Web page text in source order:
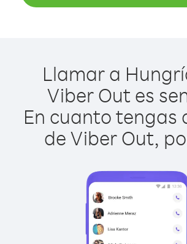
Llamar a
Viber Out es
En cuanto tengas
de Viber Out,